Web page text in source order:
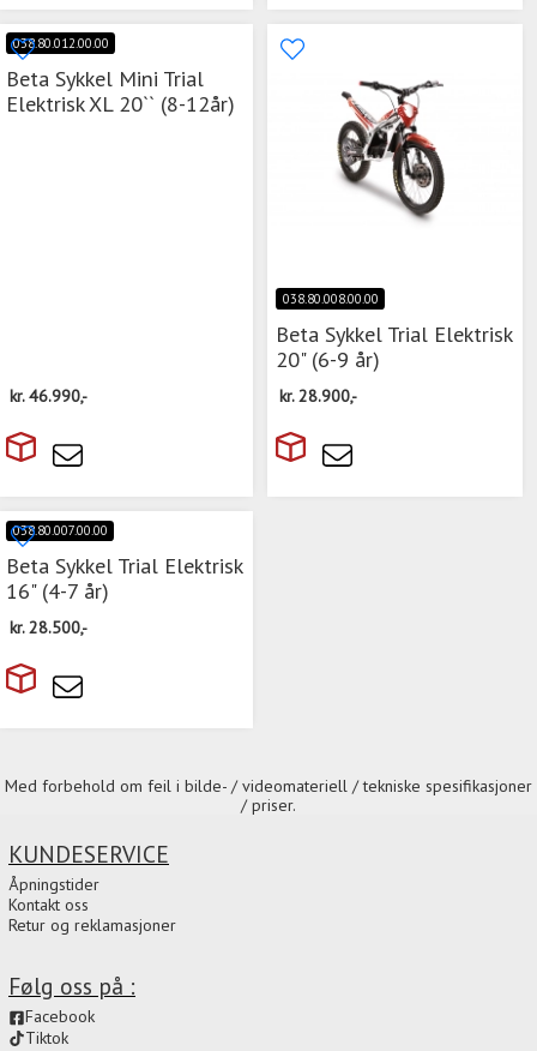
038.80.012.00.00
Beta Sykkel Mini Trial
Elektrisk XL 20`` (8-12år)
kr.46.990,-
038.80.008.00.00
Beta Sykkel Trial Elektrisk
20" (6-9 år)
kr.28.900,-
038.80.007.00.00
Beta Sykkel Trial Elektrisk
16" (4-7 år)
kr.28.500,-
Med forbehold om feil i bilde- / videomateriell / tekniske spesifikasjoner
/ priser.
Følg oss på :
Facebook
Tiktok
KUNDESERVICE
Åpningstider
Kontakt oss
Retur og reklamasjoner